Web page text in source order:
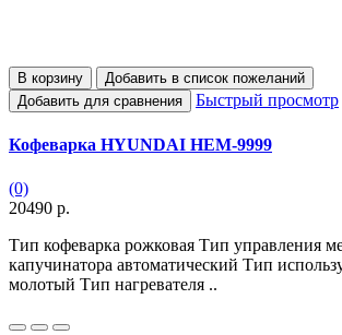
В корзину
Добавить в список пожеланий
Добавить для сравнения
Быстрый просмотр
Кофеварка HYUNDAI HEM-9999
(0)
20490 р.
Тип кофеварка рожковая Тип управления
капучинатора автоматический Тип
молотый Тип нагревателя ..